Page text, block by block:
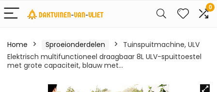
0
Home Sproeionderdelen
Tuinspuitmachine, ULV
Elektrisch multifunctioneel draagbaar 8L ULV-spuittoestel
met grote capaciteit, blauw met…